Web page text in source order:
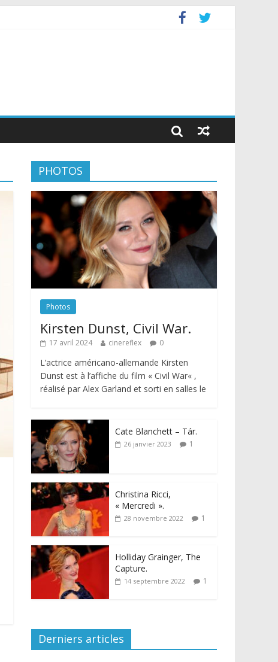
PHOTOS
Photos
Kirsten Dunst, Civil War.
17 avril 2024 cinereflex 0
L’actrice américano-allemande Kirsten
Dunst est à l’affiche du film « Civil War« ,
réalisé par Alex Garland et sorti en salles le
Cate Blanchett – Tár.
26 janvier 2023 1
Christina Ricci,
« Mercredi ».
28 novembre 2022 1
Holliday Grainger, The
Capture.
14 septembre 2022 1
Derniers articles